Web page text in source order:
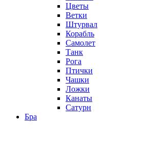
Цветы
Ветки
Штурвал
Корабль
Самолет
Танк
Рога
Птички
Чашки
Ложки
Канаты
Сатурн
Бра